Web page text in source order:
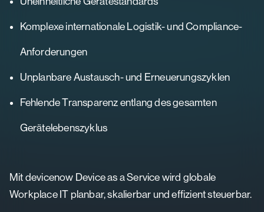
Komplexe internationale Logistik- und Compliance-
Anforderungen
Unplanbare Austausch- und Erneuerungszyklen
Fehlende Transparenz entlang des gesamten
Gerätelebenszyklus
Mit devicenow Device as a Service wird globale
Workplace IT planbar, skalierbar und effizient steuerbar.